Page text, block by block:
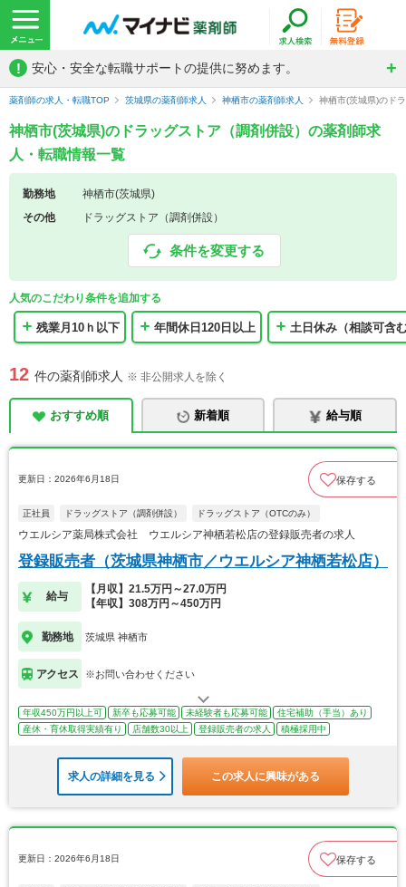
! 安心・安全な転職サポートの提供に努めます。
薬剤師の求人・転職TOP 茨城県の薬剤師求人 神栖市の薬剤師求人 神栖市(茨城県)のド
神栖市(茨城県)のドラッグストア（調剤併設）の薬剤師求
人・転職情報一覧
勤務地
神栖市(茨城県)
その他
ドラッグストア（調剤併設）
条件を変更する
人気のこだわり条件を追加する
残業月10ｈ以下 年間休日120日以上 土日休み（相談可含
12 件の薬剤師求人 ※ 非公開求人を除く
おすすめ順 新着順 給与順
更新日：2026年6月18日 保存する
正社員 ドラッグストア（調剤併設） ドラッグストア（OTCのみ）
ウエルシア薬局株式会社 ウエルシア神栖若松店の登録販売者の求人
登録販売者（茨城県神栖市／ウエルシア神栖若松店）
給与
【月収】21.5万円～27.0万円
【年収】308万円～450万円
勤務地 茨城県 神栖市
アクセス ※お問い合わせください
年収450万円以上可 新卒も応募可能 未経験者も応募可能
住宅補助（手当）あり
産休・育休取得実績有り
店舗数30以上 登録販売者の求人 積極採用中
求人の詳細を見る この求人に興味がある
更新日：2026年6月18日 保存する